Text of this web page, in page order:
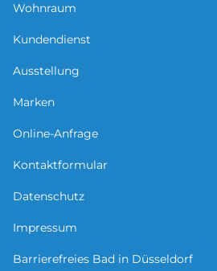
Wohnraum
Kundendienst
Ausstellung
Marken
Online-Anfrage
Kontaktformular
Datenschutz
Impressum
Barrierefreies Bad in Düsseldorf